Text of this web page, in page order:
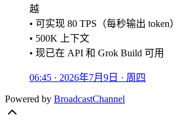
越
• 可实现 80 TPS（每秒输出 token）
• 500K 上下文
• 现已在 API 和 Grok Build 可用
06:45 · 2026年7月9日 · 周四
Powered by BroadcastChannel